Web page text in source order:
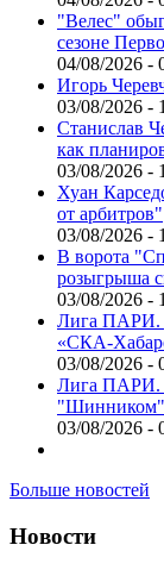
"Велес"
сезоне
04/08/2026 -
Игорь
03/08/2026 -
Станислав
как
03/08/2026 -
Хуан
от арбитров"
03/08/2026 -
В ворота
розыгрыша
03/08/2026 -
Лига ПАРИ.
«СКА-
03/08/2026 -
Лига ПАРИ.
"Шинником"
03/08/2026 -
Больше новостей
Новости